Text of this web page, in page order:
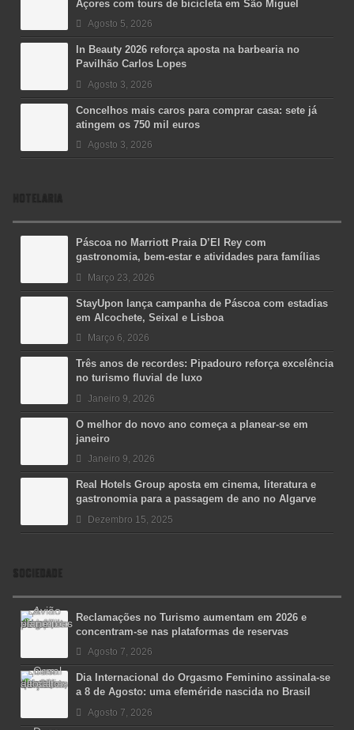
Açores com tours de bicicleta em São Miguel
Agosto 5, 2026
In Beauty 2026 reforça aposta na barbearia no
Pavilhão Carlos Lopes
Agosto 3, 2026
Concelhos mais caros para comprar casa: sete já
atingem os 750 mil euros
Agosto 3, 2026
HOTELARIA
Páscoa no Marriott Praia D’El Rey com
gastronomia, bem-estar e atividades para famílias
Março 23, 2026
StayUpon lança campanha de Páscoa com estadias
em Alcochete, Seixal e Lisboa
Março 6, 2026
Três anos de recordes: Pipadouro reforça excelência
no turismo fluvial de luxo
Janeiro 9, 2026
O melhor do novo ano começa a planear-se em
janeiro
Janeiro 9, 2026
Real Hotels Group aposta em cinema, literatura e
gastronomia para a passagem de ano no Algarve
Dezembro 15, 2025
SOCIEDADE
Reclamações no Turismo aumentam em 2026 e
concentram-se nas plataformas de reservas
Agosto 7, 2026
Dia Internacional do Orgasmo Feminino assinala-se
a 8 de Agosto: uma efeméride nascida no Brasil
Agosto 7, 2026